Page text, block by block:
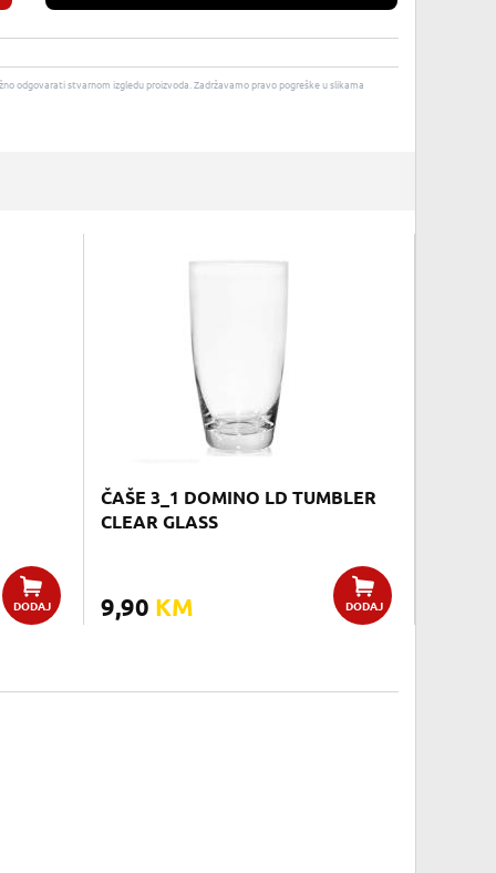
odgovarati stvarnom izgledu proizvoda. Zadržavamo pravo pogreške u slikama
DODAJ
ČAŠE 3_1 DOMINO LD TUMBLER
CLEAR GLASS
9,90 KM DODAJ